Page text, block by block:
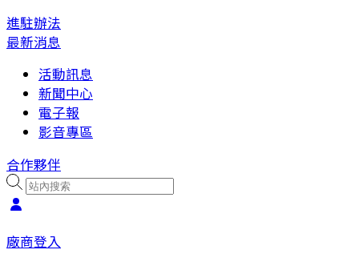
進駐辦法
最新消息
活動訊息
新聞中心
電子報
影音專區
合作夥伴
廠商登入